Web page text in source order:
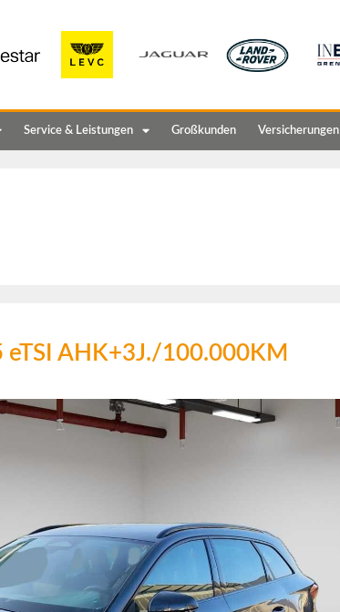
Service & Leistungen Großkunden Versicherungen
AHK+3J./100.000KM